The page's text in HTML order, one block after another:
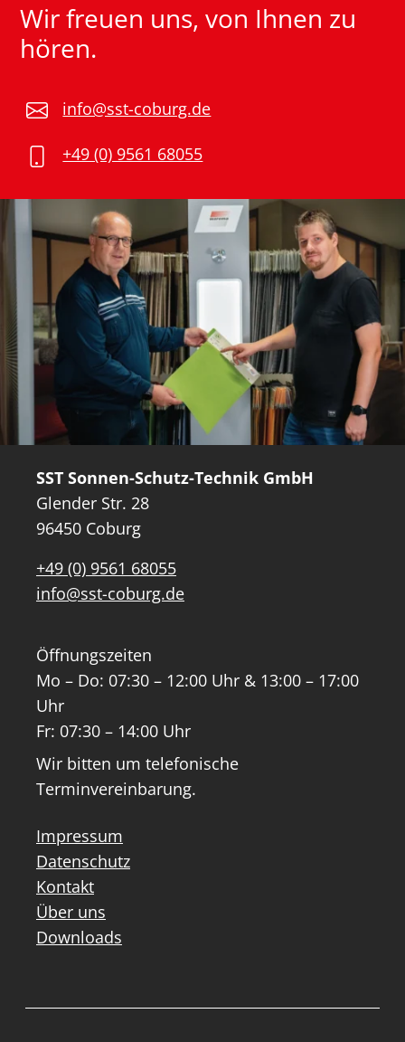
Wir freuen uns, von Ihnen zu
hören.
info@sst-coburg.de
+49 (0) 9561 68055
SST Sonnen-Schutz-Technik GmbH
Glender Str. 28
96450 Coburg
+49 (0) 9561 68055
info@sst-coburg.de
Öffnungszeiten
Mo – Do: 07:30 – 12:00 Uhr & 13:00 – 17:00
Uhr
Fr: 07:30 – 14:00 Uhr
Wir bitten um telefonische
Terminvereinbarung.
Impressum
Datenschutz
Kontakt
Über uns
Downloads